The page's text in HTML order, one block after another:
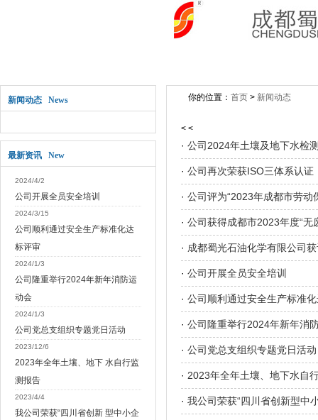
新闻动态 News
最新资讯 New
2024/4/2
公司开展全员安全培训
2024/3/15
公司顺利通过安全生产标准化达
标评审
2024/1/3
公司隆重举行2024年新年消防运
动会
2024/1/3
公司党总支组织专题党日活动
2023/12/6
2023年全年土壤、地下 水自行监
测报告
2023/4/4
我公司荣获“四川省创新 型中小企
你的位置： 首页 > 新闻动态
< <
· 公司2024年土壤及地下水检
· 公司再次荣获ISO三体系认证
· 公司评为“2023年成都市劳动
· 公司获得成都市2023年度“无
· 成都蜀光石油化学有限公司
· 公司开展全员安全培训
· 公司顺利通过安全生产标准
· 公司隆重举行2024年新年消
· 公司党总支组织专题党日活动
· 2023年全年土壤、地下水自
· 我公司荣获“四川省创新型中